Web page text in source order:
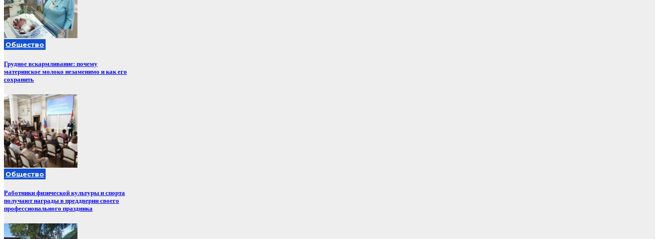
Общество
Грудное вскармливание: почему
материнское молоко незаменимо и как его
сохранить
Общество
Работники физической культуры и спорта
получают награды в преддверии своего
профессионального праздника